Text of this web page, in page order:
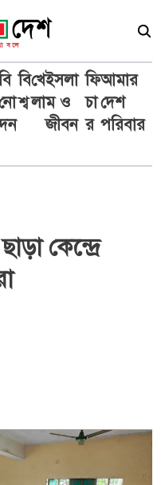
বি
শ্ব
খে
লা
ইসলা
ম ও
জীবন
ফি
চা
র
আমার
দেশ
পরিবার
কেন্দ্রে